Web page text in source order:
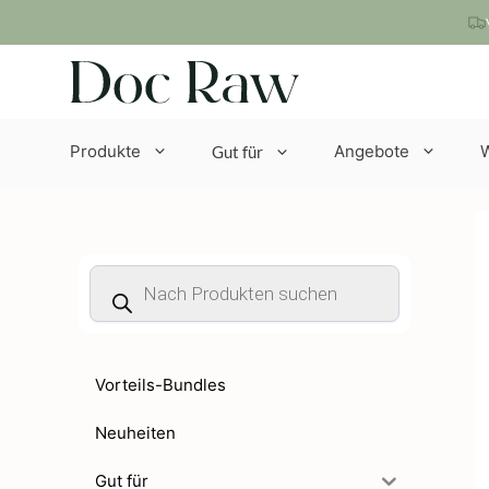
Inhalt
springen
Produkte Gut für Angebote
Products
search
Vorteils-Bundles
Neuheiten
Gut für